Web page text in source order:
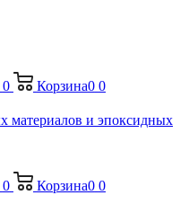
0 Корзина0 0
0 Корзина0 0